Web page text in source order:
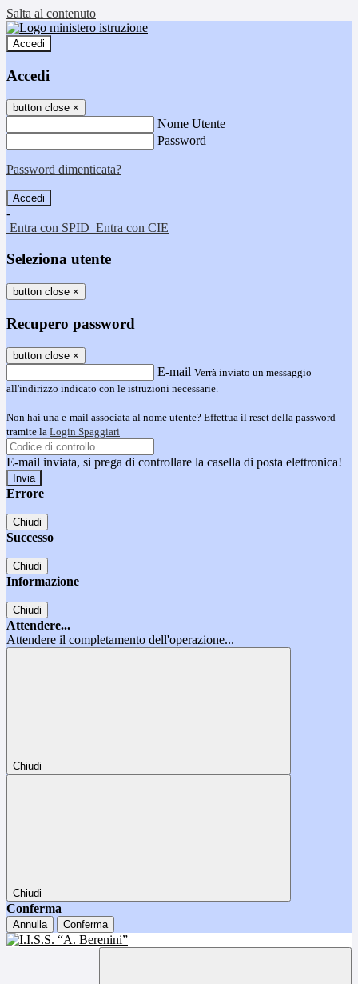
Salta al contenuto
Accedi
Accedi
button close ×
Nome Utente
Password
Password dimenticata?
-
Entra con SPID Entra con CIE
Seleziona utente
button close ×
Recupero password
button close ×
E-mail Verrà inviato un messaggio
all'indirizzo indicato con le istruzioni necessarie.
Non hai una e-mail associata al nome utente? Effettua il reset della password
tramite la Login Spaggiari
E-mail inviata, si prega di controllare la casella di posta elettronica!
Errore
Chiudi
Successo
Chiudi
Informazione
Chiudi
Attendere...
Attendere il completamento dell'operazione...
Chiudi
Chiudi
Conferma
Annulla Conferma